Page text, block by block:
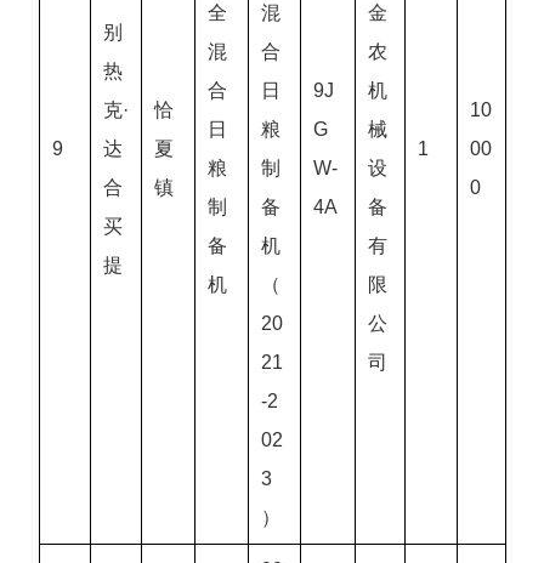
9
别
热
克·
达
合
买
提
恰
夏
镇
全
混
合
日
粮
制
备
机
混
合
日
粮
制
备
机
（
20
21
-2
02
3
）
9J
G
W-
4A
金
农
机
械
设
备
有
限
公
司
1
10
00
0